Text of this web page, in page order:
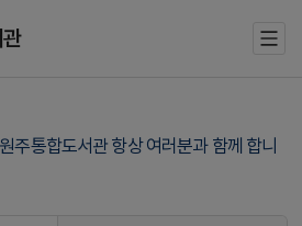
주통합도서관 항상 여러분과 함께 합니